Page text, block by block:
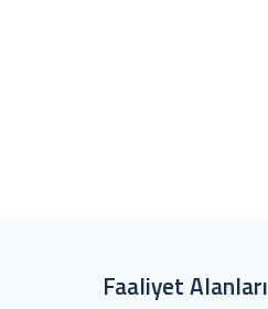
Faaliyet Alanları